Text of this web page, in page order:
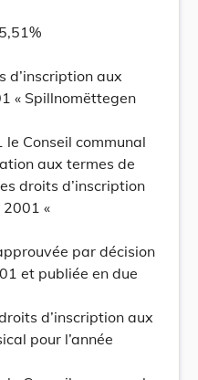
d’inscription aux
« Spillnomëttegen
Conseil communal
aux termes de
droits d’inscription
«
par décision
et publiée en due
d’inscription aux
pour l’année